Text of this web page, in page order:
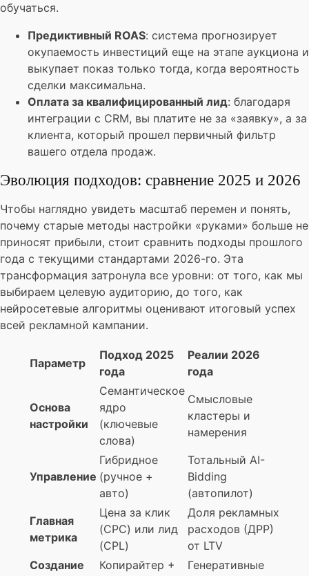
обучаться.
Предиктивный ROAS: система прогнозирует
окупаемость инвестиций еще на этапе аукциона и
выкупает показ только тогда, когда вероятность
сделки максимальна.
Оплата за квалифицированный лид: благодаря
интеграции с CRM, вы платите не за «заявку», а за
клиента, который прошел первичный фильтр
вашего отдела продаж.
Эволюция подходов: сравнение 2025 и 2026
Чтобы наглядно увидеть масштаб перемен и понять,
почему старые методы настройки «руками» больше не
приносят прибыли, стоит сравнить подходы прошлого
года с текущими стандартами 2026-го. Эта
трансформация затронула все уровни: от того, как мы
выбираем целевую аудиторию, до того, как
нейросетевые алгоритмы оценивают итоговый успех
всей рекламной кампании.
Параметр
Подход 2025
года
Реалии 2026
года
Основа
настройки
Семантическое
ядро
(ключевые
слова)
Смысловые
кластеры и
намерения
Управление
Гибридное
(ручное +
авто)
Тотальный AI-
Bidding
(автопилот)
Главная
метрика
Цена за клик
(CPC) или лид
(CPL)
Доля рекламных
расходов (ДРР)
от LTV
Создание
Копирайтер +
Генеративные